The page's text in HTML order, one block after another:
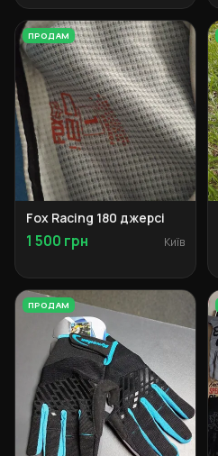
ПРОДАМ
Fox Racing 180 джерсі
1 500 грн Київ
ПРОДАМ